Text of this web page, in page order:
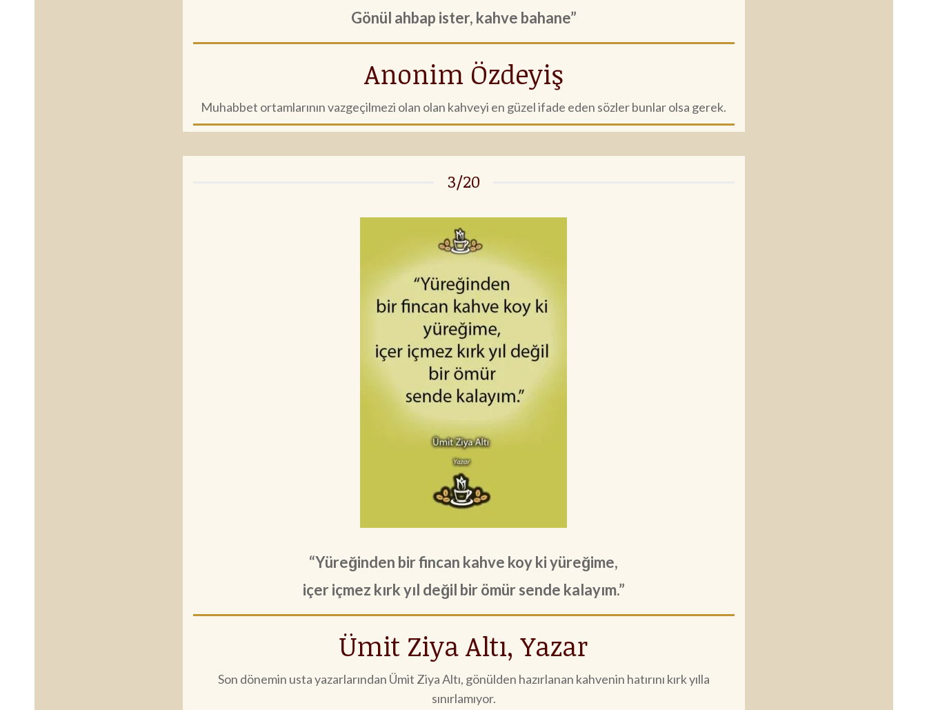
Gönül ahbap ister, kahve bahane”
Anonim Özdeyiş
Muhabbet ortamlarının vazgeçilmezi olan olan kahveyi en güzel ifade eden sözler bunlar olsa gerek.
3/20
“Yüreğinden bir fincan kahve koy ki yüreğime,
içer içmez kırk yıl değil bir ömür sende kalayım.”
Ümit Ziya Altı, Yazar
Son dönemin usta yazarlarından Ümit Ziya Altı, gönülden hazırlanan kahvenin hatırını kırk yılla
sınırlamıyor.